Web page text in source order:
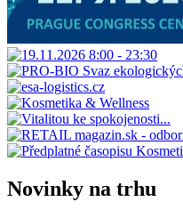
Novinky na trhu